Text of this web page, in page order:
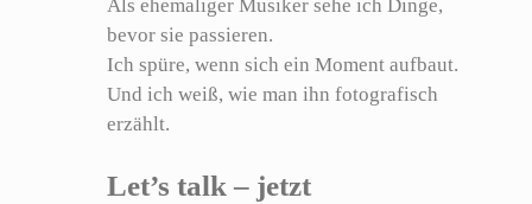
Als ehemaliger Musiker sehe ich Dinge,
bevor sie passieren.
Ich spüre, wenn sich ein Moment aufbaut.
Und ich weiß, wie man ihn fotografisch
erzählt.
Let’s talk – jetzt